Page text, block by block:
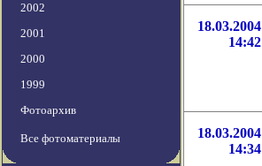
2002
2001
2000
1999
Фотоархив
Все фотоматериалы
18.03.2004
14:42
18.03.2004
14:34